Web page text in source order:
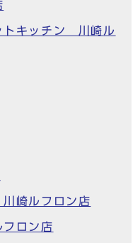
トキッチン 川崎ル
崎ルフロン店
ロン店